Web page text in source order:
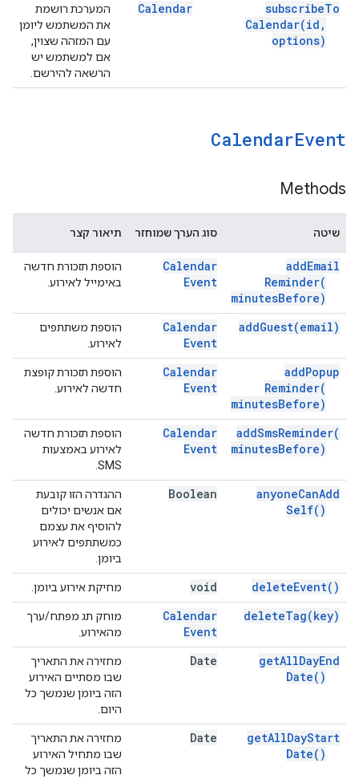
subscribeTo
Calendar(id ,
options)
Calendar
המערכת רושמת
את המשתמש ליומן
עם המזהה שצוין,
אם למשתמש יש
הרשאה להירשם.
CalendarEvent
Methods
שיטה סוג הערך שמוחזר תיאור קצר
addEmail
Reminder(
minutesBefore)
Calendar
Event
הוספת תזכורת חדשה
באימייל לאירוע.
addGuest(email)
Calendar
Event
הוספת משתתפים
לאירוע.
addPopup
Reminder(
minutesBefore)
Calendar
Event
הוספת תזכורת קופצת
חדשה לאירוע.
addSmsReminder(
minutesBefore)
Calendar
Event
הוספת תזכורת חדשה
לאירוע באמצעות
SMS.
anyoneCanAdd
Self( )
Boolean
ההגדרה הזו קובעת
אם אנשים יכולים
להוסיף את עצמם
כמשתתפים לאירוע
ביומן.
deleteEvent( )
void מחיקת אירוע ביומן.
deleteTag(key)
Calendar
Event
מוחק תג מפתח/ערך
מהאירוע.
getAllDayEnd
Date( )
Date
מחזירה את התאריך
שבו מסתיים האירוע
הזה ביומן שנמשך כל
היום.
getAllDayStart
Date( )
Date
מחזירה את התאריך
שבו מתחיל האירוע
הזה ביומן שנמשך כל